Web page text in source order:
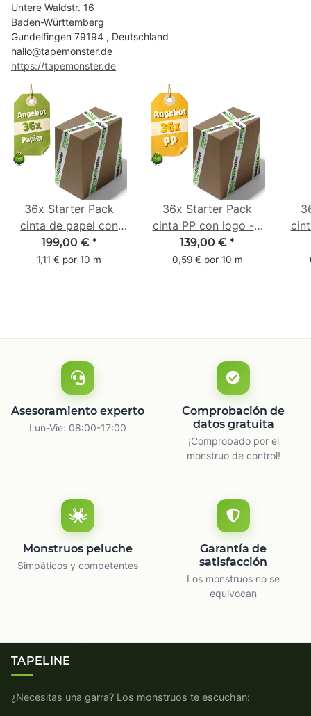
Untere Waldstr. 16
Baden-Württemberg
Gundelfingen 79194 , Deutschland
hallo@tapemonster.de
https://tapemonster.de
36x Starter Pack
cinta de papel con
logo - 1 color - 50
mm x 50 m - caucho
199,00 € *
1,11 € por 10 m
36x Starter Pack
cinta PP con logo - 1
color - 48 mm x 66 m
139,00 € *
0,59 € por 10 m
m
Asesoramiento experto
Lun-Vie: 08:00-17:00
Comprobación de
datos gratuita
¡Comprobado por el
monstruo de control!
Monstruos peluche
Simpáticos y competentes
Garantía de
satisfacción
Los monstruos no se
equivocan
TAPELINE
¿Necesitas una garra? Los monstruos te escuchan: